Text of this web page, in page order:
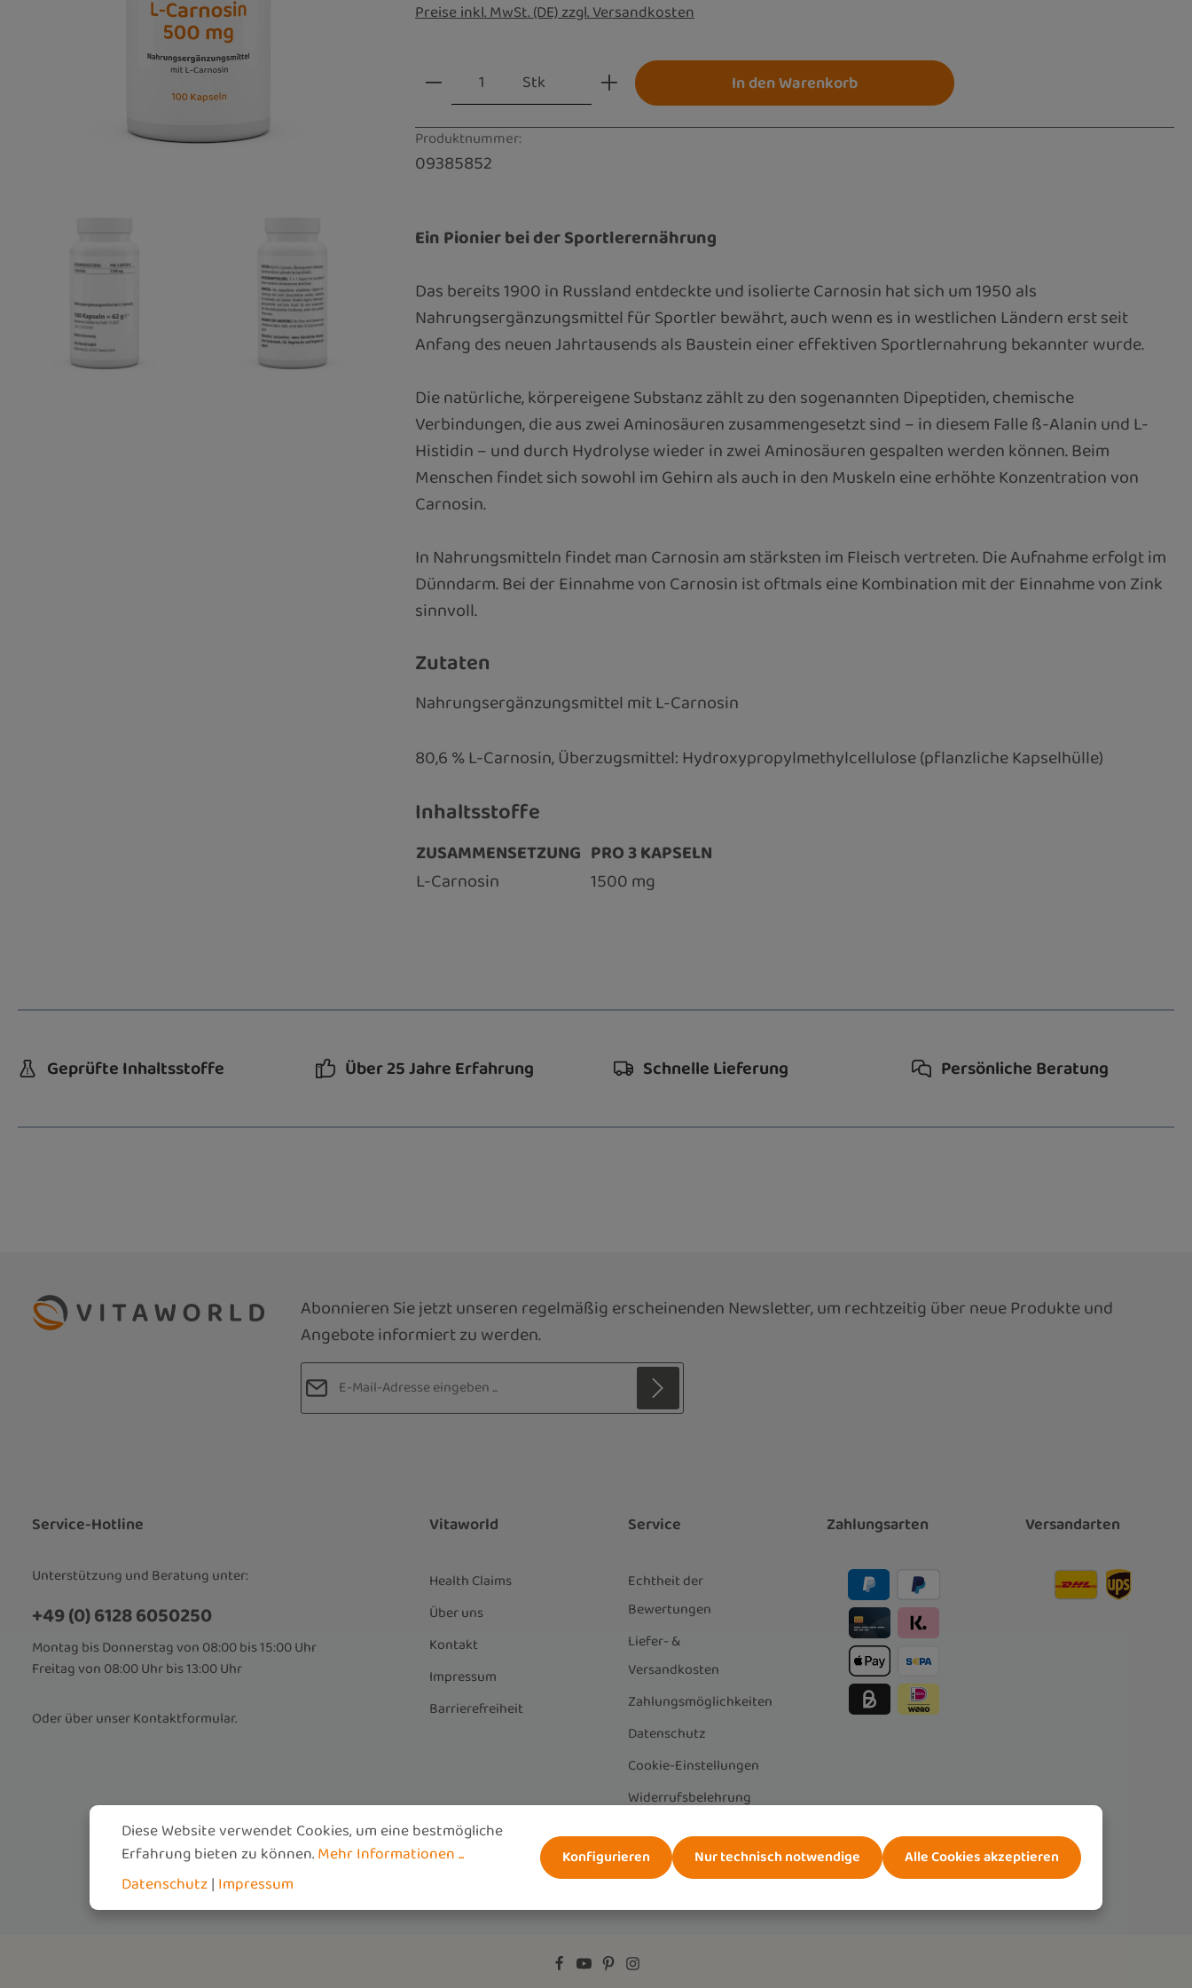
Preise inkl. MwSt. (DE) zzgl. Versandkosten
Produkt Anzahl: Gib den gewünschten Wert ein oder benutze die Schaltflächen um
Stk In den Warenkorb
Produktnummer:
09385852
Ein Pionier bei der Sportlerernährung
Das bereits 1900 in Russland entdeckte und isolierte Carnosin hat sich um 1950 als
Nahrungsergänzungsmittel für Sportler bewährt, auch wenn es in westlichen Ländern erst seit
Anfang des neuen Jahrtausends als Baustein einer effektiven Sportlernahrung bekannter wurde.
Die natürliche, körpereigene Substanz zählt zu den sogenannten Dipeptiden, chemische
Verbindungen, die aus zwei Aminosäuren zusammengesetzt sind – in diesem Falle ß-Alanin und L-
Histidin – und durch Hydrolyse wieder in zwei Aminosäuren gespalten werden können. Beim
Menschen findet sich sowohl im Gehirn als auch in den Muskeln eine erhöhte Konzentration von
Carnosin.
In Nahrungsmitteln findet man Carnosin am stärksten im Fleisch vertreten. Die Aufnahme erfolgt im
Dünndarm. Bei der Einnahme von Carnosin ist oftmals eine Kombination mit der Einnahme von Zink
sinnvoll.
Zutaten
Nahrungsergänzungsmittel mit L-Carnosin
80,6 % L-Carnosin, Überzugsmittel: Hydroxypropylmethylcellulose (pflanzliche Kapselhülle)
Inhaltsstoffe
ZUSAMMENSETZUNG PRO 3 KAPSELN
L-Carnosin
1500 mg
Geprüfte Inhaltsstoffe Über 25 Jahre Erfahrung Schnelle Lieferung Persönliche Beratung
Abonnieren Sie jetzt unseren regelmäßig erscheinenden Newsletter, um rechtzeitig über neue Produkte und
Angebote informiert zu werden.
E-Mail-Adresse*
bin mit ihnen einverstanden.
Service-Hotline
Unterstützung und Beratung unter:
+49 (0) 6128 6050250
Montag bis Donnerstag von 08:00 bis 15:00 Uhr
Freitag von 08:00 Uhr bis 13:00 Uhr
Oder über unserKontaktformular.
Vitaworld
Health Claims
Über uns
Kontakt
Impressum
Barrierefreiheit
Service
Echtheit der
Bewertungen
Liefer- &
Versandkosten
Zahlungsmöglichkeiten
Datenschutz
Cookie-Einstellungen
Widerrufsbelehrung
Vertrag widerrufen
Zahlungsarten Versandarten
Diese Website verwendet Cookies, um eine bestmögliche
Erfahrung bieten zu können.Mehr Informationen ...
Datenschutz| Impressum
Nur technisch notwendige
Konfigurieren Alle Cookies akzeptieren